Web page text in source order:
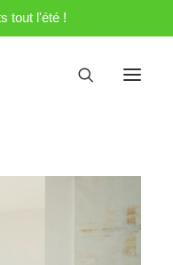
tout l'été !